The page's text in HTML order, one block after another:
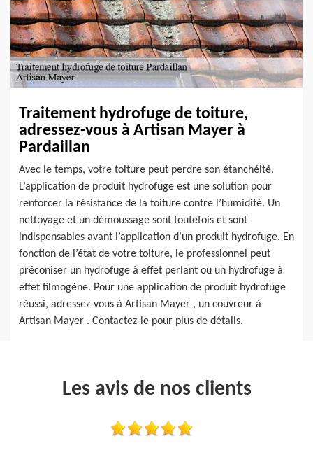
Traitement hydrofuge de toiture,
adressez-vous à Artisan Mayer à
Pardaillan
Avec le temps, votre toiture peut perdre son étanchéité.
L’application de produit hydrofuge est une solution pour
renforcer la résistance de la toiture contre l’humidité. Un
nettoyage et un démoussage sont toutefois et sont
indispensables avant l’application d’un produit hydrofuge. En
fonction de l’état de votre toiture, le professionnel peut
préconiser un hydrofuge à effet perlant ou un hydrofuge à
effet filmogène. Pour une application de produit hydrofuge
réussi, adressez-vous à Artisan Mayer , un couvreur à
Artisan Mayer . Contactez-le pour plus de détails.
Les avis de nos clients